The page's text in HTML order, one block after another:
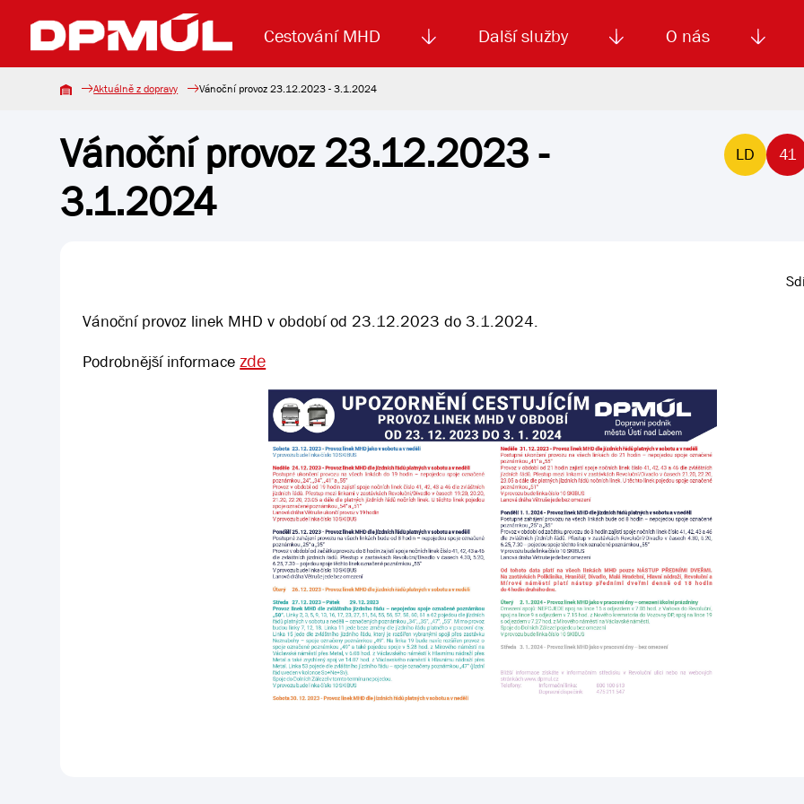
Cestování MHD
Uzavření mostu Dr. E. Beneše Koupit jízdenku Jízdné MHD
Další služby
Lanová dráha Reklama Smluvní doprava
O nás
Základní údaje Aktuality Výběrová řízení
Aktuálně z dopravy Vánoční provoz 23.12.2023 - 3.1.2024
Vánoční provoz 23.12.2023 -
3.1.2024
LD 41
Vánoční provoz linek MHD v období od 23.12.2023 do 3.1.2024.
Podrobnější informacezde